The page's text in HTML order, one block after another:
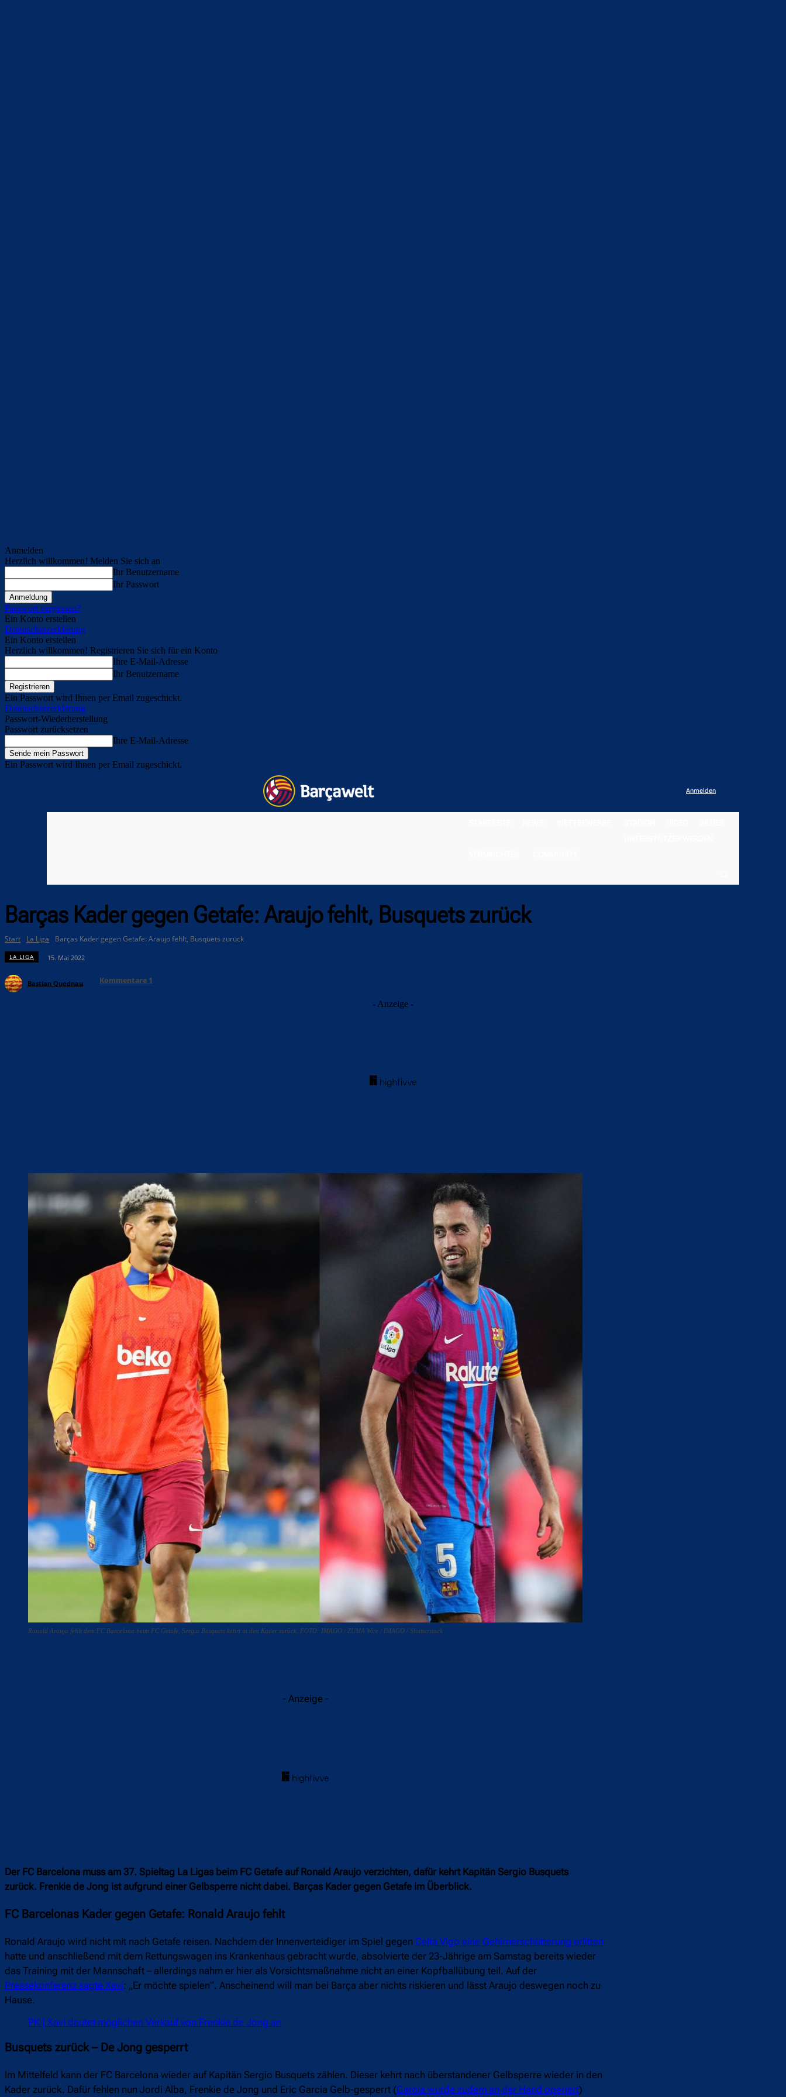
Anmelden
Herzlich willkommen! Melden Sie sich an
Ihr Benutzername
Ihr Passwort
Passwort vergessen?
Ein Konto erstellen
Datenschutzerklärung
Ein Konto erstellen
Herzlich willkommen! Registrieren Sie sich für ein Konto
Ihre E-Mail-Adresse
Ihr Benutzername
Ein Passwort wird Ihnen per Email zugeschickt.
Datenschutzerklärung
Passwort-Wiederherstellung
Passwort zurücksetzen
Ihre E-Mail-Adresse
Ein Passwort wird Ihnen per Email zugeschickt.
Anmelden
Barças Kader gegen Getafe: Araujo fehlt, Busquets zurück
Start La Liga Barças Kader gegen Getafe: Araujo fehlt, Busquets zurück
LA LIGA 15. Mai 2022
Bastian Quednau Kommentare 1
- Anzeige -
Ronald Araujo fehlt dem FC Barcelona beim FC Getafe, Sergio Busquets kehrt in den Kader zurück. FOTO: IMAGO / ZUMA Wire / IMAGO / Shutterstock
- Anzeige -
Der FC Barcelona muss am 37. Spieltag La Ligas beim FC Getafe auf Ronald Araujo verzichten, dafür kehrt Kapitän Sergio Busquets
zurück. Frenkie de Jong ist aufgrund einer Gelbsperre nicht dabei. Barças Kader gegen Getafe im Überblick.
FC Barcelonas Kader gegen Getafe: Ronald Araujo fehlt
Ronald Araujo wird nicht mit nach Getafe reisen. Nachdem der Innenverteidiger im Spiel gegen Celta Vigo eine Gehirnerschütterung erlitten
hatte und anschließend mit dem Rettungswagen ins Krankenhaus gebracht wurde, absolvierte der 23-Jährige am Samstag bereits wieder
das Training mit der Mannschaft – allerdings nahm er hier als Vorsichtsmaßnahme nicht an einer Kopfballübung teil. Auf der
Pressekonferenz sagte Xavi: „Er möchte spielen“. Anscheinend will man bei Barça aber nichts riskieren und lässt Araujo deswegen noch zu
Hause.
PK | Xavi deutet möglichen Verkauf von Frenkie de Jong an
Busquets zurück – De Jong gesperrt
Im Mittelfeld kann der FC Barcelona wieder auf Kapitän Sergio Busquets zählen. Dieser kehrt nach überstandener Gelbsperre wieder in den
Kader zurück. Dafür fehlen nun Jordi Alba, Frenkie de Jong und Eric Garcia Gelb-gesperrt (Garcia wurde zudem an der Hand operiert)